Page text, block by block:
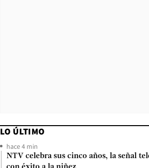
LO ÚLTIMO
hace 4 min
NTV celebra sus cinco años, la señal